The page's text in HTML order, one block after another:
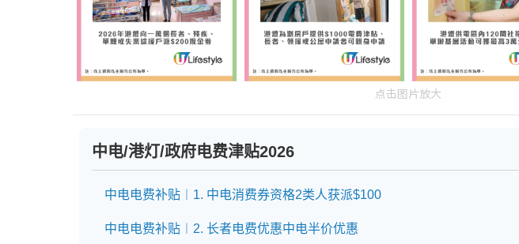
点击图片放大
中电/港灯/政府电费津贴2026
中电电费补贴︱1. 中电消费券资格2类人获派$100
中电电费补贴︱2. 长者电费优惠中电半价优惠